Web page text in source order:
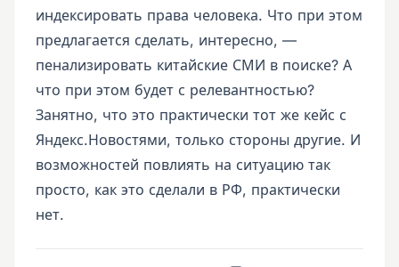
индексировать права человека. Что при этом
предлагается сделать, интересно, —
пенализировать китайские СМИ в поиске? А
что при этом будет с релевантностью?
Занятно, что это практически тот же кейс с
Яндекс.Новостями, только стороны другие. И
возможностей повлиять на ситуацию так
просто, как это сделали в РФ, практически
нет.